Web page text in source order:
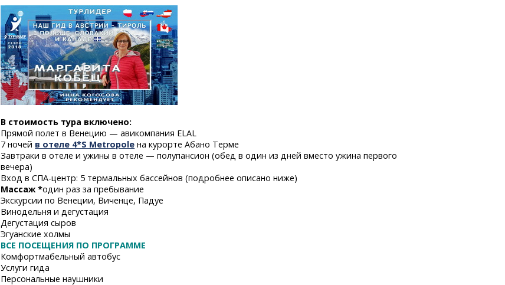
В стоимость тура включено:
Прямой полет в Венецию — авикомпания ELAL
7 ночей в отеле 4*S Metropole на курорте Абано Терме
Завтраки в отеле и ужины в отеле — полупансион (обед в один из дней вместо ужина первого
вечера)
Входв СПА-центр: 5 термальных бассейнов (подробнее описано ниже)
Массаж *один раз за пребывание
Экскурсии по Венеции, Виченце, Падуе
Винодельня и дегустация
Дегустация сыров
Эгуанские холмы
ВСЕ ПОСЕЩЕНИЯ ПО ПРОГРАММЕ
Комфортмабельный автобус
Услуги гида
Персональные наушники